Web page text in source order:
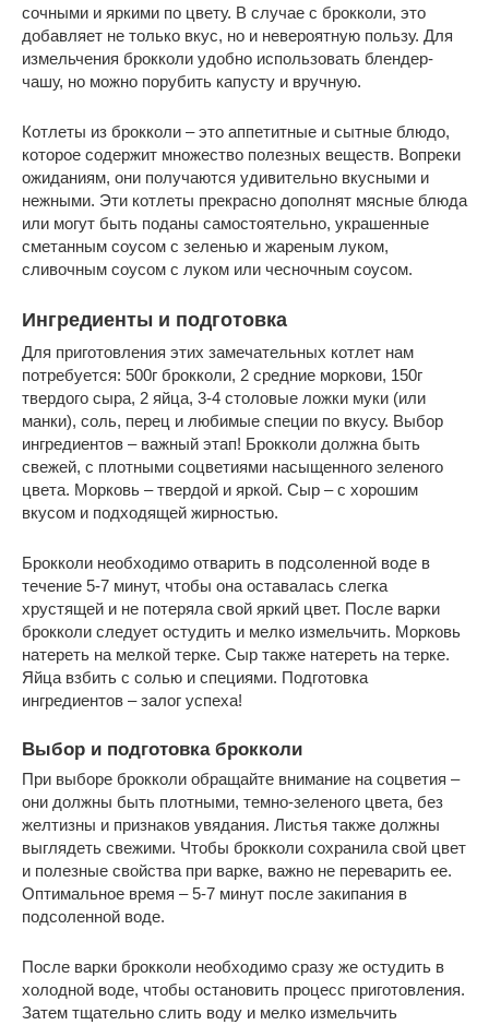
сочными и яркими по цвету. В случае с брокколи, это
добавляет не только вкус, но и невероятную пользу. Для
измельчения брокколи удобно использовать блендер-
чашу, но можно порубить капусту и вручную.
Котлеты из брокколи – это аппетитные и сытные блюдо,
которое содержит множество полезных веществ. Вопреки
ожиданиям, они получаются удивительно вкусными и
нежными. Эти котлеты прекрасно дополнят мясные блюда
или могут быть поданы самостоятельно, украшенные
сметанным соусом с зеленью и жареным луком,
сливочным соусом с луком или чесночным соусом.
Ингредиенты и подготовка
Для приготовления этих замечательных котлет нам
потребуется: 500г брокколи, 2 средние моркови, 150г
твердого сыра, 2 яйца, 3-4 столовые ложки муки (или
манки), соль, перец и любимые специи по вкусу. Выбор
ингредиентов – важный этап! Брокколи должна быть
свежей, с плотными соцветиями насыщенного зеленого
цвета. Морковь – твердой и яркой. Сыр – с хорошим
вкусом и подходящей жирностью.
Брокколи необходимо отварить в подсоленной воде в
течение 5-7 минут, чтобы она оставалась слегка
хрустящей и не потеряла свой яркий цвет. После варки
брокколи следует остудить и мелко измельчить. Морковь
натереть на мелкой терке. Сыр также натереть на терке.
Яйца взбить с солью и специями. Подготовка
ингредиентов – залог успеха!
Выбор и подготовка брокколи
При выборе брокколи обращайте внимание на соцветия –
они должны быть плотными, темно-зеленого цвета, без
желтизны и признаков увядания. Листья также должны
выглядеть свежими. Чтобы брокколи сохранила свой цвет
и полезные свойства при варке, важно не переварить ее.
Оптимальное время – 5-7 минут после закипания в
подсоленной воде.
После варки брокколи необходимо сразу же остудить в
холодной воде, чтобы остановить процесс приготовления.
Затем тщательно слить воду и мелко измельчить